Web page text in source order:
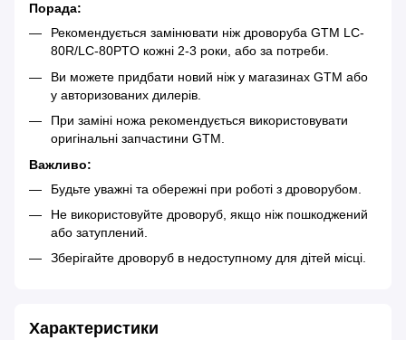
Порада:
Рекомендується замінювати ніж дроворуба GTM LC-
80R/LC-80PTO кожні 2-3 роки, або за потреби.
Ви можете придбати новий ніж у магазинах GTM або
у авторизованих дилерів.
При заміні ножа рекомендується використовувати
оригінальні запчастини GTM.
Важливо:
Будьте уважні та обережні при роботі з дроворубом.
Не використовуйте дроворуб, якщо ніж пошкоджений
або затуплений.
Зберігайте дроворуб в недоступному для дітей місці.
Характеристики